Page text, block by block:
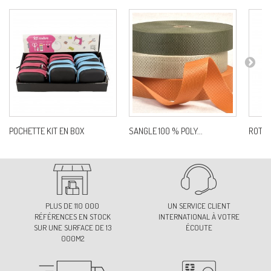
52-JAUNE OR
56-MARRON FONCÉ
Ref: S115F0C56
58-MARRON
72-BORDEAUX
Ref: S115F0C72
Ref:
POCHETTE KIT EN BOX SANGLE 100 % POLY...
PLUS DE 110 000
RÉFÉRENCES EN STOCK
SUR UNE SURFACE DE 13
000M2
UN SERVICE CLIENT
INTERNATIONAL À VOTRE
ÉCOUTE